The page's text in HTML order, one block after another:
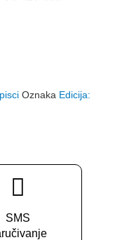
Oznaka Edicija:
SMS